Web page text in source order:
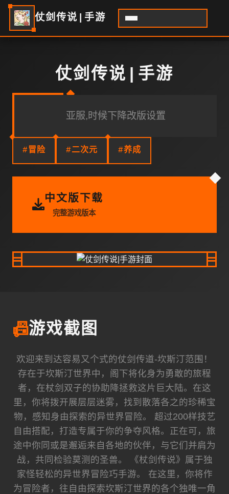
仗剑传说|手游
仗剑传说|手游
亚服,时候下降改版设置
#冒险 #二次元 #养成
中文版下载
完整游戏版本
📠游戏截图
欢迎来到达容易又个式的仗剑传道-坎斯汀范围！
存在于坎斯汀世界中，阁下将化身为勇敢的旅程
者，在杖剑双子的协助降拯救这片巨大陆。在这
里，你将拨开展层层迷雾，找到散落各之的珍稀宝
物，感知身由探索的异世界冒险。 超过200样技艺
自由搭配，打造专属于你的争夺风格。正在可，旅
途中你同或是邂逅来自各地的伙伴，与它们并肩为
战，共同检验莫测的圣兽。 《杖剑传说》属于独
家怪轻松的异世界冒险巧手游。 在这里，你将作
为冒险者，往自由探索坎斯汀世界的各个独唯一角